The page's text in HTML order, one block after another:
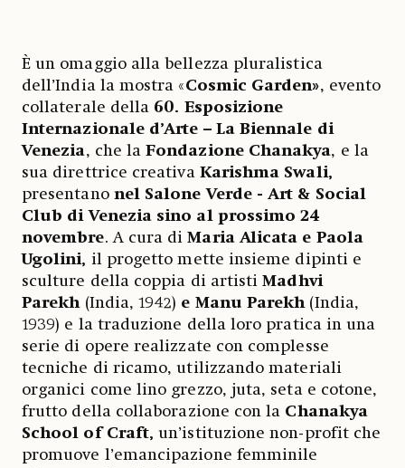
È un omaggio alla bellezza pluralistica
dell’India la mostra «Cosmic Garden», evento
collaterale della 60. Esposizione
Internazionale d’Arte – La Biennale di
Venezia, che laFondazione Chanakya, e la
sua direttrice creativa Karishma Swali,
presentano nel Salone Verde - Art & Social
Club di Venezia sino al prossimo 24
novembre. A cura diMaria Alicata e Paola
Ugolini, il progetto mette insieme dipinti e
sculture della coppia di artistiMadhvi
Parekh (India, 1942) e Manu Parekh (India,
1939) e la traduzione della loro pratica in una
serie di opere realizzate con complesse
tecniche di ricamo, utilizzando materiali
organici come lino grezzo, juta, seta e cotone,
frutto della collaborazione con la Chanakya
School of Craft, un’istituzione non-profit che
promuove l’emancipazione femminile